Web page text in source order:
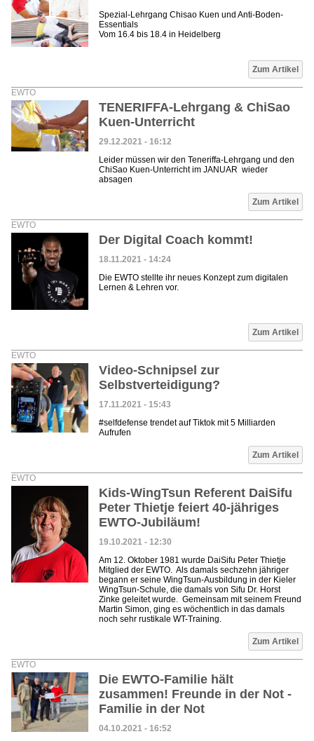
Spezial-Lehrgang Chisao Kuen und Anti-Boden-
Essentials
Vom 16.4 bis 18.4 in Heidelberg
Zum Artikel
EWTO
TENERIFFA-Lehrgang & ChiSao
Kuen-Unterricht
29.12.2021 - 16:12
Leider müssen wir den Teneriffa-Lehrgang und den
ChiSao Kuen-Unterricht im JANUAR wieder
absagen
Zum Artikel
EWTO
Der Digital Coach kommt!
18.11.2021 - 14:24
Die EWTO stellte ihr neues Konzept zum digitalen
Lernen & Lehren vor.
Zum Artikel
EWTO
Video-Schnipsel zur
Selbstverteidigung?
17.11.2021 - 15:43
#selfdefense trendet auf Tiktok mit 5 Milliarden
Aufrufen
Zum Artikel
EWTO
Kids-WingTsun Referent DaiSifu
Peter Thietje feiert 40-jähriges
EWTO-Jubiläum!
19.10.2021 - 12:30
Am 12. Oktober 1981 wurde DaiSifu Peter Thietje
Mitglied der EWTO. Als damals sechzehn jähriger
begann er seine WingTsun-Ausbildung in der Kieler
WingTsun-Schule, die damals von Sifu Dr. Horst
Zinke geleitet wurde. Gemeinsam mit seinem Freund
Martin Simon, ging es wöchentlich in das damals
noch sehr rustikale WT-Training.
Zum Artikel
EWTO
Die EWTO-Familie hält
zusammen! Freunde in der Not -
Familie in der Not
04.10.2021 - 16:52